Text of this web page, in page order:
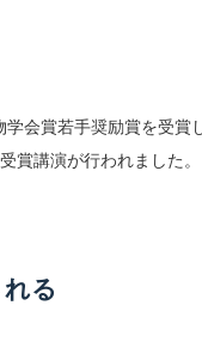
会賞若手奨励賞を受賞
賞講演が行われました。
る